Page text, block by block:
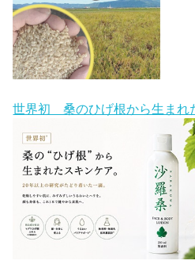
世界初 桑のひげ根から生まれ